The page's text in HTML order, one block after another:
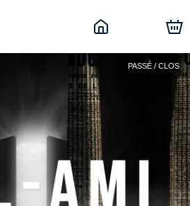
PASSÉ / CLOS